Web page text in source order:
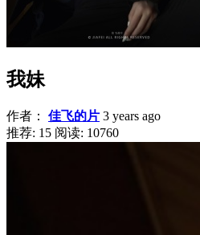
我妹
作者： 佳飞的片 3 years ago
推荐: 15 阅读: 10760